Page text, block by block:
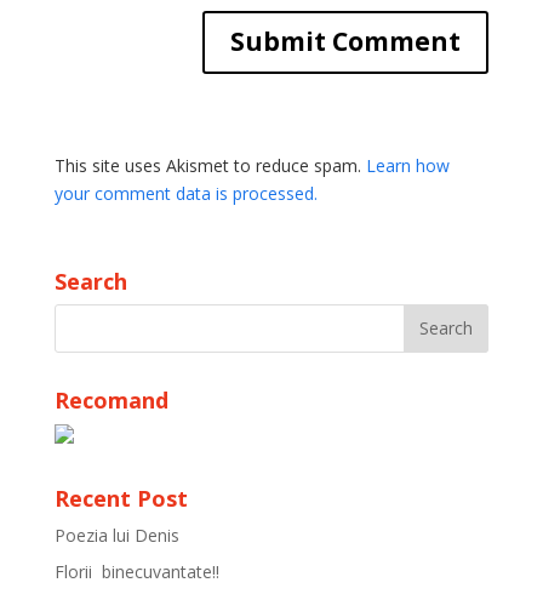
This site uses Akismet to reduce spam. Learn how
your comment data is processed.
Search
Recomand
Recent Post
Poezia lui Denis
Florii binecuvantate!!